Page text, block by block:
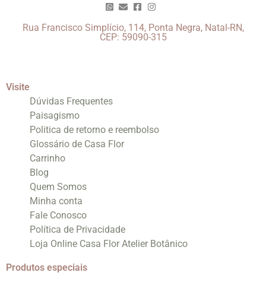
Rua Francisco Simplício, 114, Ponta Negra, Natal-RN,
CEP: 59090-315
Visite
Dúvidas Frequentes
Paisagismo
Politica de retorno e reembolso
Glossário de Casa Flor
Carrinho
Blog
Quem Somos
Minha conta
Fale Conosco
Política de Privacidade
Loja Online Casa Flor Atelier Botânico
Produtos especiais